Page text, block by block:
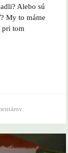
Alebo sú
My to máme
pri tom